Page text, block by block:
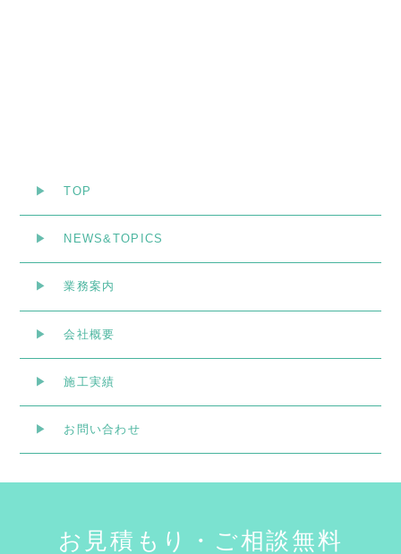
TOP
NEWS&TOPICS
業務案内
会社概要
施工実績
お問い合わせ
お見積もり・ご相談無料